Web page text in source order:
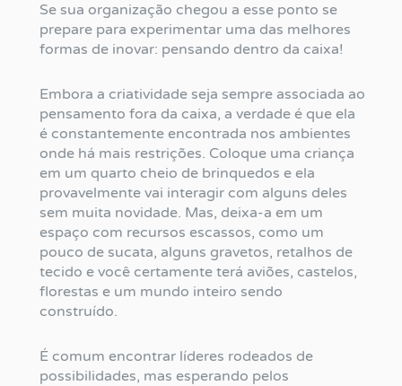
Se sua organização chegou a esse ponto se
prepare para experimentar uma das melhores
formas de inovar: pensando dentro da caixa!
Embora a criatividade seja sempre associada ao
pensamento fora da caixa, a verdade é que ela
é constantemente encontrada nos ambientes
onde há mais restrições. Coloque uma criança
em um quarto cheio de brinquedos e ela
provavelmente vai interagir com alguns deles
sem muita novidade. Mas, deixa-a em um
espaço com recursos escassos, como um
pouco de sucata, alguns gravetos, retalhos de
tecido e você certamente terá aviões, castelos,
florestas e um mundo inteiro sendo
construído.
É comum encontrar líderes rodeados de
possibilidades, mas esperando pelos